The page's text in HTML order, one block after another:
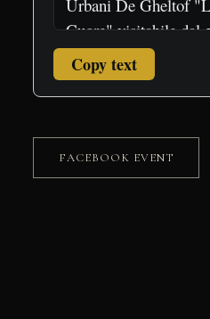
Copy text
FACEBOOK EVENT